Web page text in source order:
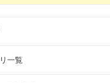
一覧